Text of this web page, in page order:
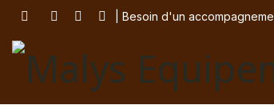
Se rendre au contenu| Besoin d'un